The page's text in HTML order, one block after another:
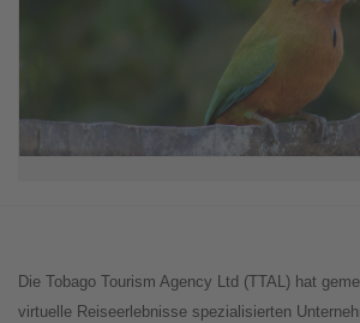
Die Tobago Tourism Agency Ltd (TTAL) hat
virtuelle Reiseerlebnisse spezialisierten